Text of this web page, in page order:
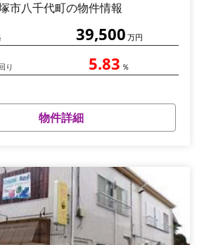
市八千代町の物件情報
39,500 万円
り 5.83 ％
物件詳細